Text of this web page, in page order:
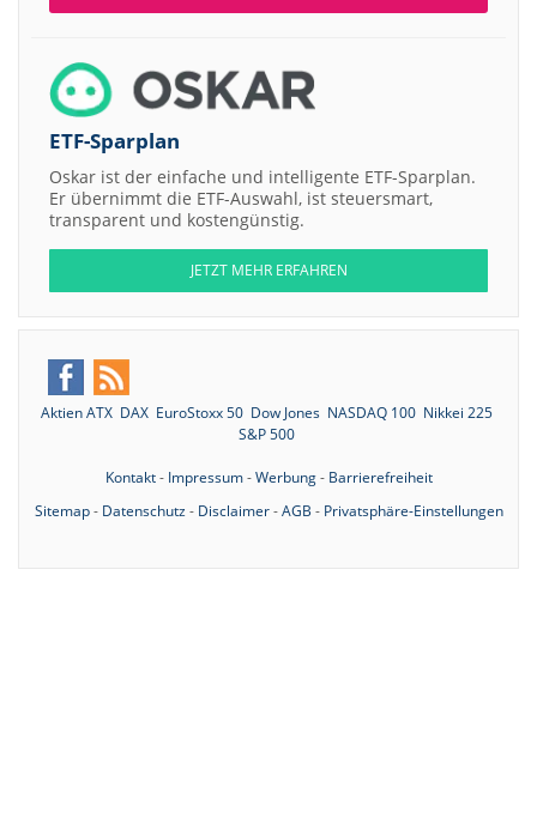
ETF-Sparplan
Oskar ist der einfache und intelligente ETF-Sparplan.
Er übernimmt die ETF-Auswahl, ist steuersmart,
transparent und kostengünstig.
JETZT MEHR ERFAHREN
Aktien ATX DAX EuroStoxx 50 Dow Jones NASDAQ 100 Nikkei 225
S&P 500
Kontakt- Impressum-Werbung- Barrierefreiheit
Sitemap- Datenschutz- Disclaimer-AGB - Privatsphäre-Einstellungen